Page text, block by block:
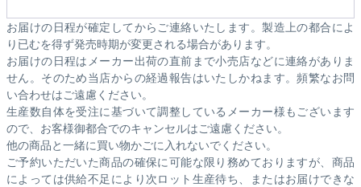
お届けの日程が確定してからご連絡いたします。製造上の都合によ
り已むを得ず発売時期が変更される場合があります。
お届けの日程はメーカー出荷の直前まで小売店などに連絡がありま
せん。そのため当店からの経過報告はいたしかねます。頻繁なお問
い合わせはご遠慮ください。
生産数自体を受注に基づいて調整しているメーカー様もございます
ので、お客様御都合でのキャンセルはご遠慮ください。
他の商品と一緒に買い物かごに入れないでください。
ご予約いただいた商品の確保に可能な限り務めておりますが、商品
によっては供給不足により次ロット生産待ち、またはお届けできな